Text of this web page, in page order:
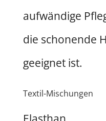
aufwändige
die schonende
geeignet ist.
Textil-Mischungen